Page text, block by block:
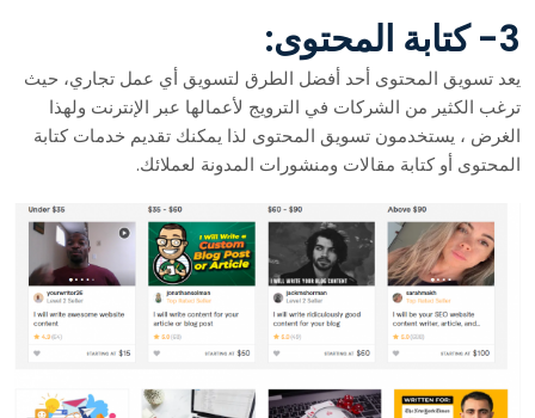
3- كتابة المحتوى:
يعد تسويق المحتوى أحد أفضل الطرق لتسويق أي عمل تجاري، حيث
ترغب الكثير من الشركات في الترويج لأعمالها عبر الإنترنت ولهذا
الغرض ، يستخدمون تسويق المحتوى لذا يمكنك تقديم خدمات كتابة
المحتوى أو كتابة مقالات ومنشورات المدونة لعملائك.